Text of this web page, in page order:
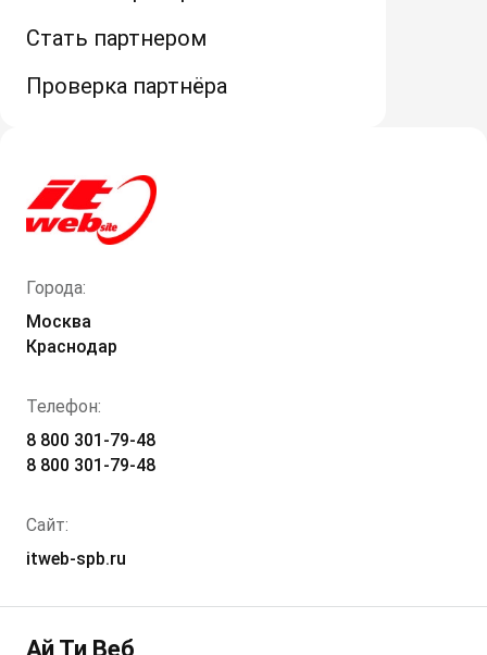
Стать партнером
Проверка партнёра
Города:
Москва
Краснодар
Телефон:
8 800 301-79-48
8 800 301-79-48
Сайт:
itweb-spb.ru
Ай Ти Веб